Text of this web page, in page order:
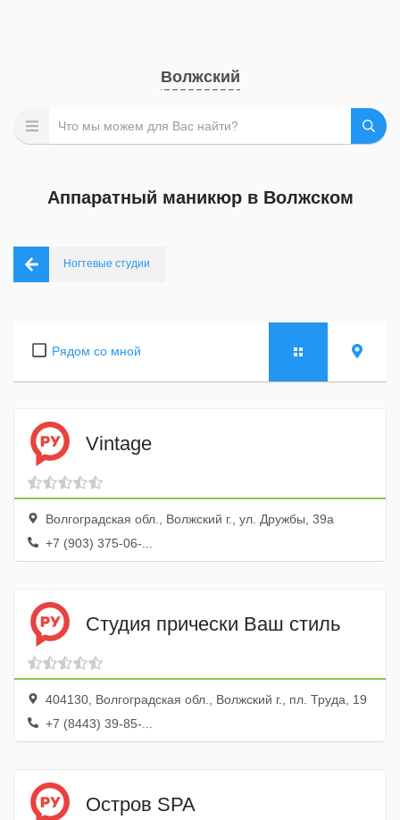
Волжский
Аппаратный маникюр в Волжском
Ногтевые студии
Рядом со мной
Vintage
Волгоградская обл., Волжский г., ул. Дружбы, 39а
+7 (903) 375-06-...
Студия прически Ваш стиль
404130, Волгоградская обл., Волжский г., пл. Труда, 19
+7 (8443) 39-85-...
Остров SPA